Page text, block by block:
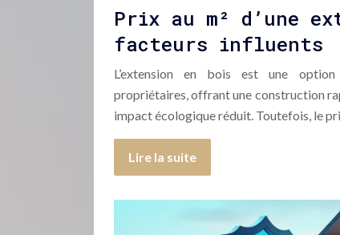
Prix au m² d’une
facteurs influents
L’extension en bois est une
propriétaires, offrant une construction
impact écologique réduit. Toutefois, le
Lire la suite